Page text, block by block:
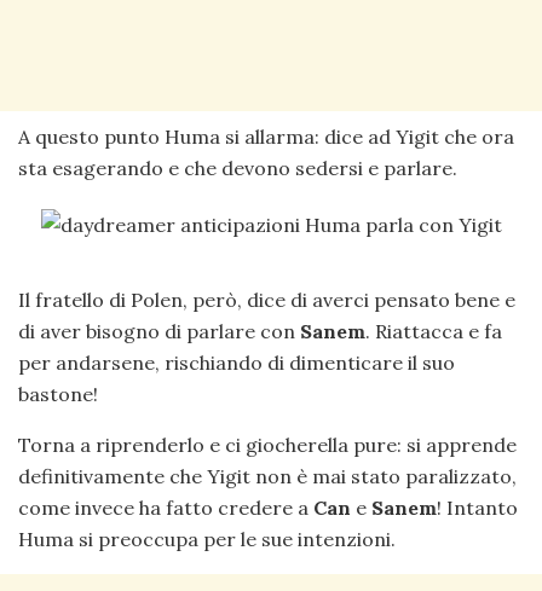
A questo punto Huma si allarma: dice ad Yigit che ora
sta esagerando e che devono sedersi e parlare.
Il fratello di Polen, però, dice di averci pensato bene e
di aver bisogno di parlare con Sanem. Riattacca e fa
per andarsene, rischiando di dimenticare il suo
bastone!
Torna a riprenderlo e ci giocherella pure: si apprende
definitivamente che Yigit non è mai stato paralizzato,
come invece ha fatto credere a Can e Sanem! Intanto
Huma si preoccupa per le sue intenzioni.